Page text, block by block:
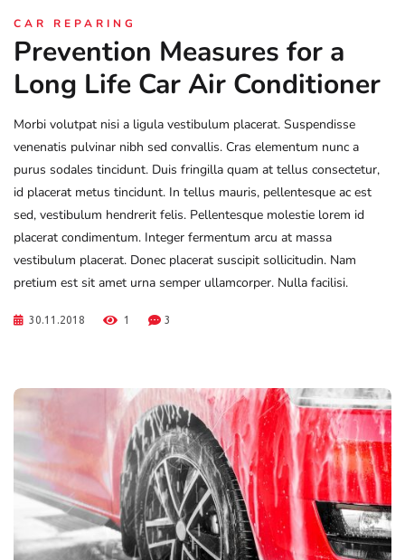
CAR REPARING
Prevention Measures for a
Long Life Car Air Conditioner
Morbi volutpat nisi a ligula vestibulum placerat. Suspendisse
venenatis pulvinar nibh sed convallis. Cras elementum nunc a
purus sodales tincidunt. Duis fringilla quam at tellus consectetur,
id placerat metus tincidunt. In tellus mauris, pellentesque ac est
sed, vestibulum hendrerit felis. Pellentesque molestie lorem id
placerat condimentum. Integer fermentum arcu at massa
vestibulum placerat. Donec placerat suscipit sollicitudin. Nam
pretium est sit amet urna semper ullamcorper. Nulla facilisi.
30.11.2018 1 3